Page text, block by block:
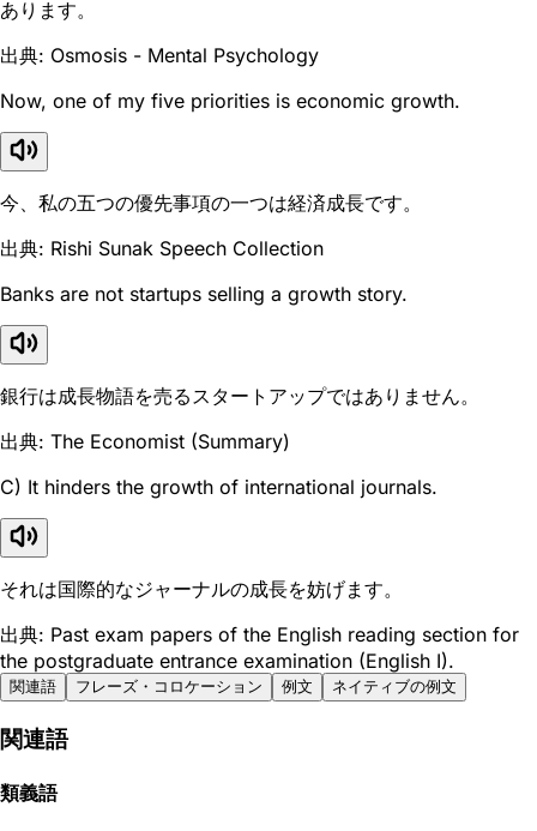
あります。
出典: Osmosis - Mental Psychology
Now, one of my five priorities is economic growth.
今、私の五つの優先事項の一つは経済成長です。
出典: Rishi Sunak Speech Collection
Banks are not startups selling a growth story.
銀行は成長物語を売るスタートアップではありません。
出典: The Economist (Summary)
C) It hinders the growth of international journals.
それは国際的なジャーナルの成長を妨げます。
出典: Past exam papers of the English reading section for
the postgraduate entrance examination (English I).
関連語 フレーズ・コロケーション 例文 ネイティブの例文
関連語
類義語